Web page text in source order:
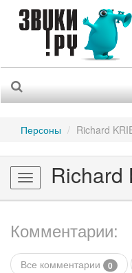
Персоны Richard
Toggle
navigation
Richard
Комментарии:
Все комментарии 0